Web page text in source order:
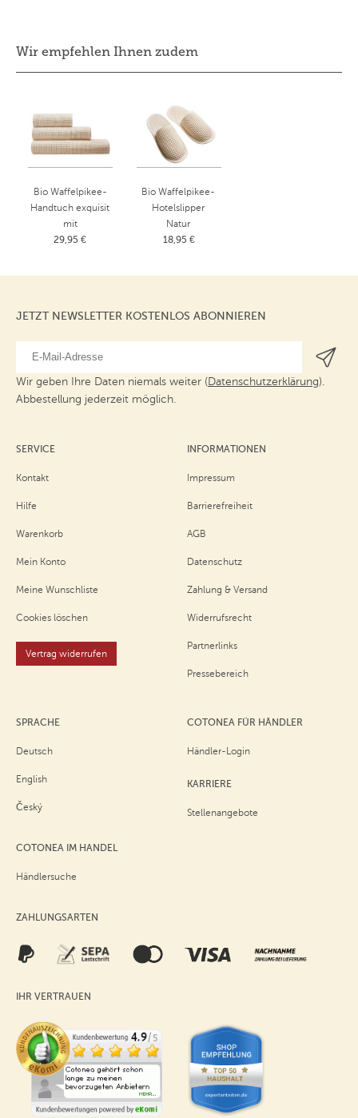
Wir empfehlen Ihnen zudem
Bio Waffelpikee-
Handtuch exquisit
mit
Schmuckbordüre
29,95 €
Bio Waffelpikee-
Hotelslipper
Natur
S (37-39)
18,95 €
JETZT NEWSLETTER KOSTENLOS ABONNIEREN
Wir geben Ihre Daten niemals weiter (Datenschutzerklärung).
Abbestellung jederzeit möglich.
SERVICE
Kontakt
Hilfe
Warenkorb
Mein Konto
Meine Wunschliste
Cookies löschen
Vertrag widerrufen
INFORMATIONEN
Impressum
Barrierefreiheit
AGB
Datenschutz
Zahlung & Versand
Widerrufsrecht
Partnerlinks
Pressebereich
SPRACHE
Deutsch
English
Český
COTONEA IM HANDEL
Händlersuche
COTONEA FÜR HÄNDLER
Händler-Login
KARRIERE
Stellenangebote
ZAHLUNGSARTEN
IHR VERTRAUEN